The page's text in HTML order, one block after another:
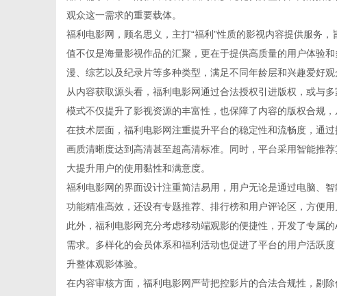
观众这一需求的重要载体。
福利电影网，顾名思义，主打“福利”性质的影视内容提供服务
值不仅是海量影视作品的汇聚，更在于提供高质量的用户体验
漫、综艺以及纪录片等多种类型，满足不同年龄层和兴趣爱好观
从内容获取源头看，福利电影网通过合法授权引进版权，或与
模式不仅提升了影视资源的丰富性，也保障了内容的版权合规
在技术层面，福利电影网注重提升平台的稳定性和流畅度，通
画质清晰度达到高清甚至超高清标准。同时，平台采用智能推
大提升用户的使用黏性和满意度。
福利电影网的界面设计注重简洁易用，用户无论是通过电脑、
功能精准高效，还设有专题推荐、排行榜和用户评论区，方便用
此外，福利电影网充分考虑移动端观影的便捷性，开发了专属
需求。多样化的会员体系和福利活动也促进了平台的用户活跃
升整体观影体验。
在内容审核方面，福利电影网严苛把控影片的合法合规性，剔